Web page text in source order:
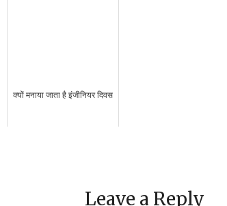
क्यों मनाया जाता है इंजीनियर दिवस
Leave a Reply